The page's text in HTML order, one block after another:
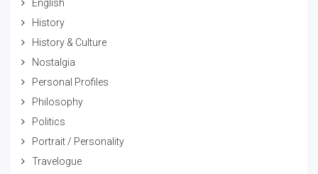
English
History
History & Culture
Nostalgia
Personal Profiles
Philosophy
Politics
Portrait / Personality
Travelogue